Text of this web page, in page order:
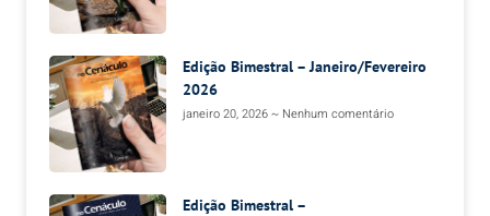
Edição Bimestral – Janeiro/Fevereiro
2026
janeiro 20, 2026 Nenhum comentário
Edição Bimestral –